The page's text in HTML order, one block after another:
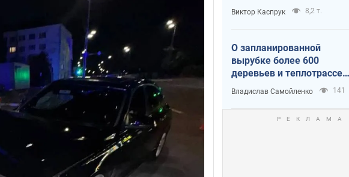
Виктор Каспрук 8,2 т.
О запланированной
вырубке более 600
деревьев и теплотрассе:
что происходит на
Теремках в Киеве
Владислав Самойленко 141